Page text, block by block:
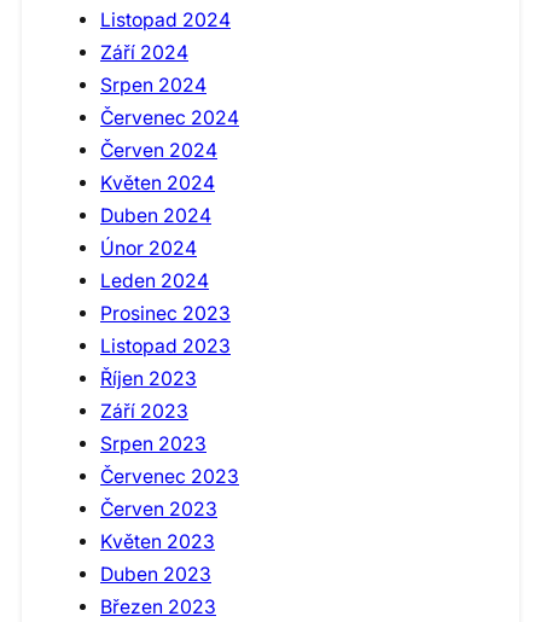
Listopad 2024
Září 2024
Srpen 2024
Červenec 2024
Červen 2024
Květen 2024
Duben 2024
Únor 2024
Leden 2024
Prosinec 2023
Listopad 2023
Říjen 2023
Září 2023
Srpen 2023
Červenec 2023
Červen 2023
Květen 2023
Duben 2023
Březen 2023